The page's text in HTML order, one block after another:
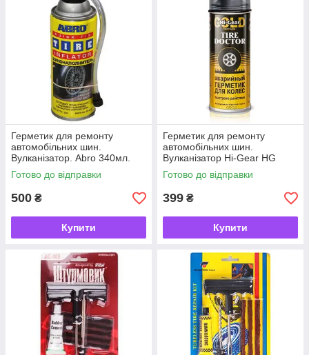
Герметик для ремонту
автомобільних шин.
Вулканізатор. Abro 340мл.
Шинні ремкомплекти
Готово до відправки
500 ₴
Купити
Герметик для ремонту
автомобільних шин.
Вулканізатор Hi-Gear HG
5337 340 мл. Шинні
ремкомплекти
Готово до відправки
399 ₴
Купити